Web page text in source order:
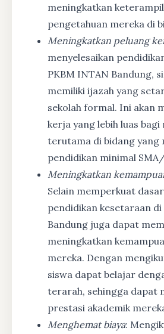
meningkatkan
pengetahuan mereka di
Meningkatkan peluang
menyelesaikan
PKBM INTAN Bandung,
memiliki ijazah yang
sekolah formal. Ini akan
kerja yang lebih luas bagi
terutama di bidang yang
pendidikan minimal
Meningkatkan
Selain memperkuat
pendidikan kesetaraan di
Bandung juga dapat
meningkatkan
mereka. Dengan
siswa dapat belajar
terarah, sehingga dapat
prestasi akademik
Menghemat biaya: